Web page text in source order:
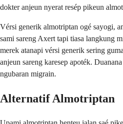
dokter anjeun nyerat resép pikeun
Vérsi generik almotriptan ogé sayogi,
sami sareng Axert tapi tiasa langkung
merek atanapi vérsi generik sering
anjeun sareng karesep apoték.
ngubaran migrain.
Alternatif Almotriptan